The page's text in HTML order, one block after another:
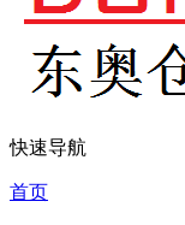
快速导航
首页